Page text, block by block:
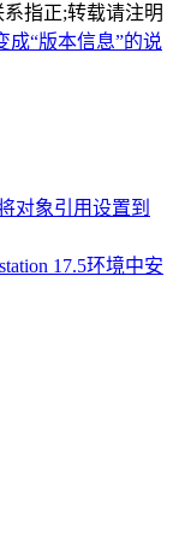
指正;转载请注明
成“版本信息”的说
对象引用设置到
17.5环境中安